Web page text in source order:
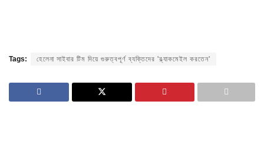
Tags: হেলেনা সাইবার টিম দিয়ে গুরুত্বপূর্ণ ব্যক্তিদের 'ব্ল্যাকমেইল করতেন'